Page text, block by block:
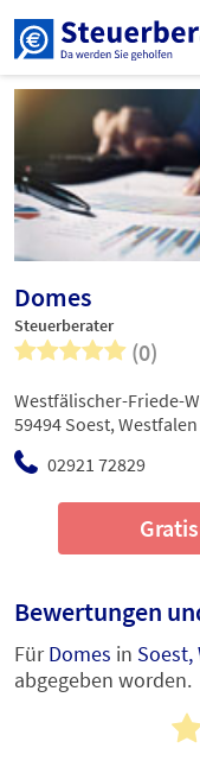
Domes
Steuerberater
(0)
02921 72829
Westfälischer-Friede-
59494 Soest, Westfalen
Bewertungen
FürDomes in Soest,
abgegeben worden.